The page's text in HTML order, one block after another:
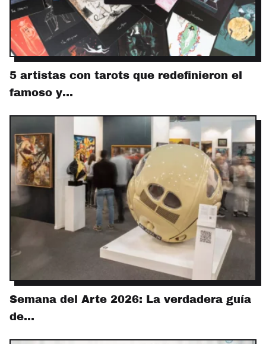
5 artistas con tarots que redefinieron el
famoso y…
Semana del Arte 2026: La verdadera guía
de…